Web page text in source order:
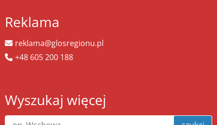
Reklama
reklama@glosregionu.pl
+48 605 200 188
Wyszukaj więcej